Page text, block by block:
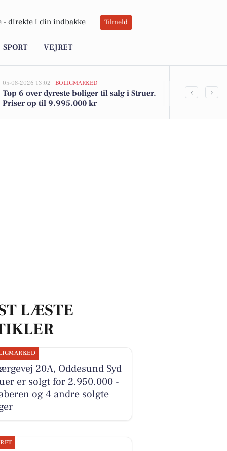
- direkte i din indbakke Tilmeld
SPORT VEJRET
05-08-2026 13:02 | BOLIGMARKED
Top 6 over dyreste boliger til salg i Struer.
Priser op til 9.995.000 kr
Struer
‹ ›
LÆSTE
20A, Oddesund Syd
er solgt for 2.950.000 -
og 4 andre solgte